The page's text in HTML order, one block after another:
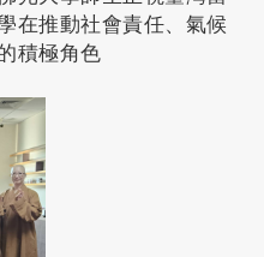
在推動社會責任、氣候
積極角色